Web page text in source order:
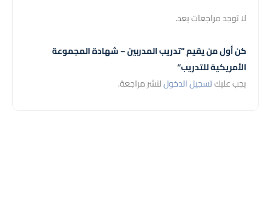
لا توجد مراجعات بعد.
كن أول من يقيم “تدريب المدربين – شهادة المجموعة
الأمريكية للتدريب”
يجب عليكتسجيل الدخوللنشر مراجعة.